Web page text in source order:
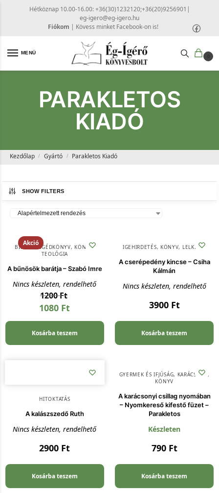
Hétköznap 10.00-16.00: +36(30)1232120;+36(20)9256901 |
eg-igero@eg-igero.hu
Fiókom | Kövess minket Facebook-on is!
MENÜ
0
PARAKLETOS
KIADÓ
Kezdőlap / Gyártó / Parakletos Kiadó
SHOW FILTERS
Akció
BIBLIAI SEGÉDKÖNYV, KÖNYV,
TEOLÓGIA
A bűnösök barátja – Szabó Imre
Nincs készleten, rendelhető
1200Ft
1080 Ft
Kosárba teszem
IGEHIRDETÉS, KÖNYV, LELKISÉG
A cserépedény kincse – Csiha
Kálmán
Nincs készleten, rendelhető
3900 Ft
Kosárba teszem
HITOKTATÁS
A kalászszedő Ruth
Nincs készleten, rendelhető
2900 Ft
Kosárba teszem
GYERMEK ÉS IFJÚSÁG, KARÁCSONY ,
KÖNYV
A karácsonyi csillag nyomában
– Nyomkereső kifestő füzet –
Parakletos
Készleten
790 Ft
Kosárba teszem